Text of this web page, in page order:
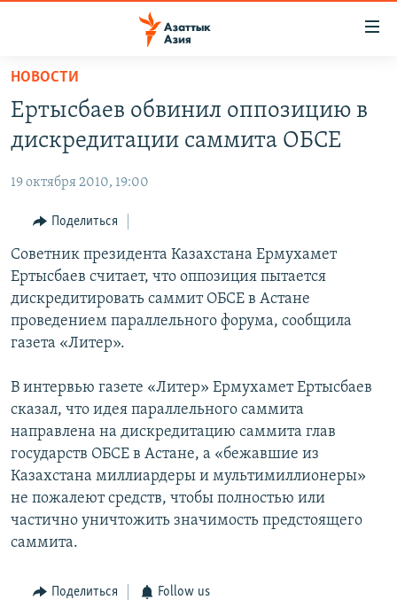
Вернуться
основному
содержанию
Вернутся
навигации
Вернутся
поиску
ЦЕНТРАЛЬНАЯ АЗИЯ
УЗБЕКИСТАН
ТАДЖИКИСТАН
НОВОСТИ
ВОЙНА В УКРАИНЕ
НА ДРУГИХ ЯЗЫКАХ
ҚАЗАҚША
КЫРГЫЗЧА
ТОҶИКӢ
TÜRKMENÇE
Все сайты РСЕ/РС
НОВОСТИ
Ертысбаев обвинил оппозицию в
дискредитации саммита ОБСЕ
19 октября 2010, 19:00
Поделиться
Советник президента Казахстана Ермухамет
Ертысбаев считает, что оппозиция пытается
дискредитировать саммит ОБСЕ в Астане
проведением параллельного форума, сообщила
газета «Литер».
В интервью газете «Литер» Ермухамет Ертысбаев
сказал, что идея параллельного саммита
направлена на дискредитацию саммита глав
государств ОБСЕ в Астане, а «бежавшие из
Казахстана миллиардеры и мультимиллионеры»
не пожалеют средств, чтобы полностью или
частично уничтожить значимость предстоящего
саммита.
Поделиться Follow us